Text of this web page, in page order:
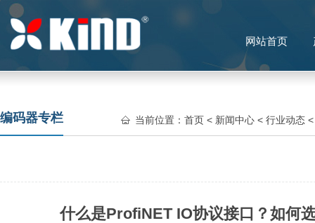
网站首页
编码器专栏 当前位置： 首页 < 新闻中心 < 行业动态
什么是ProfiNET IO协议接口？如何